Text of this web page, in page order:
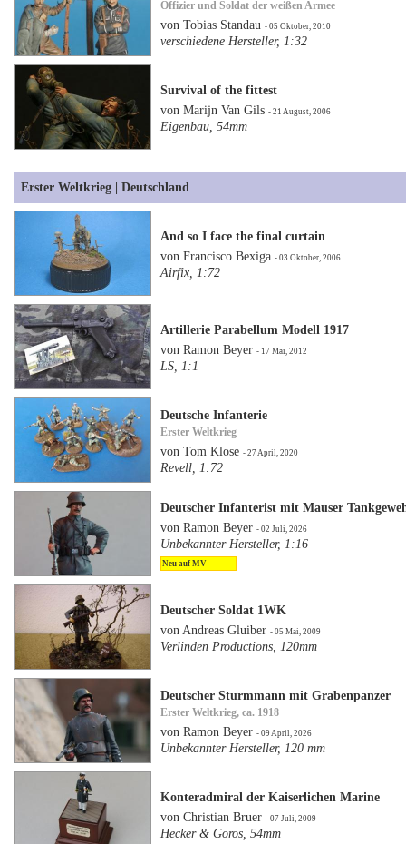
Offizier und Soldat der weißen Armee
von Tobias Standau- 05 Oktober, 2010
verschiedene Hersteller, 1:32
Survival of the fittest
von Marijn Van Gils- 21 August, 2006
Eigenbau, 54mm
Erster Weltkrieg | Deutschland
And so I face the final curtain
von Francisco Bexiga- 03 Oktober, 2006
Airfix, 1:72
Artillerie Parabellum Modell 1917
von Ramon Beyer- 17 Mai, 2012
LS, 1:1
Deutsche Infanterie
Erster Weltkrieg
von Tom Klose- 27 April, 2020
Revell, 1:72
Deutscher Infanterist mit Mauser
von Ramon Beyer- 02 Juli, 2026
Unbekannter Hersteller, 1:16
Neu auf MV
Deutscher Soldat 1WK
von Andreas Gluiber- 05 Mai, 2009
Verlinden Productions, 120mm
Deutscher Sturmmann mit Grabenpanzer
Erster Weltkrieg, ca. 1918
von Ramon Beyer- 09 April, 2026
Unbekannter Hersteller, 120 mm
Konteradmiral der Kaiserlichen Marine
von Christian Bruer- 07 Juli, 2009
Hecker & Goros, 54mm